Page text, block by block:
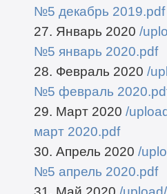
№5 декабрь 2019.pdf
27. Январь 2020 /
№5 январь 2020.pdf
28. Февраль 2020 /
№5 февраль
29. Март 2020 /
март 2020.pdf
30. Апрель 2020 /
№5 апрель 2020.pdf